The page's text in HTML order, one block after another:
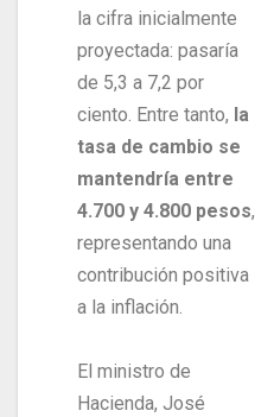
la cifra inicialmente
proyectada: pasaría
de 5,3 a 7,2 por
ciento. Entre tanto, la
tasa de cambio se
mantendría entre
4.700 y 4.800 pesos,
representando una
contribución positiva
a la inflación.
El ministro de
Hacienda, José